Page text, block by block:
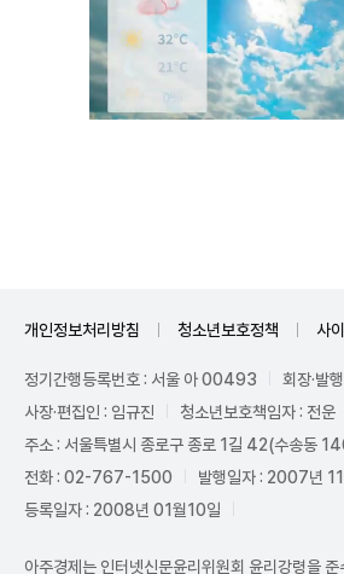
개인정보처리방침 청소년보호정책 사
정기간행등록번호 : 서울 아 00493
회장·발
사장·편집인 : 임규진
청소년보호책임자 : 전운
주소 : 서울특별시 종로구 종로 1길 42(수송동
전화 : 02-767-1500
발행일자 : 2007년
등록일자 : 2008년 01월10일
아주경제는 인터넷신문윤리위원회 윤리강령을